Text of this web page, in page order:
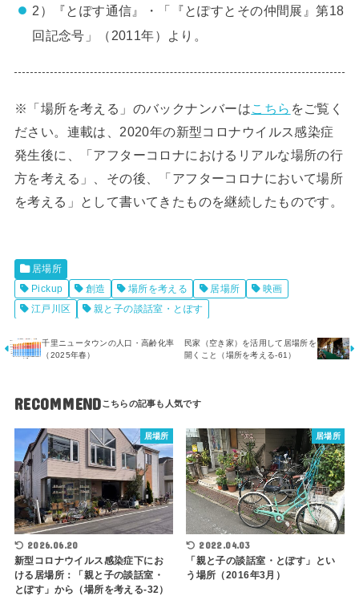
2）『とぽす通信』・「『とぽすとその仲間展』第18
回記念号」（2011年）より。
※「場所を考える」のバックナンバーはこちら をご覧く
ださい。連載は、2020年の新型コロナウイルス感染症
発生後に、「アフターコロナにおけるリアルな場所の行
方を考える」、その後、「アフターコロナにおいて場所
を考える」として書いてきたものを継続したものです。
居場所
Pickup
創造 場所を考える 居場所
映画
江戸川区
親と子の談話室・とぽす
千里ニュータウンの人口・高齢化率
（2025年春）
民家（空き家）を活用して居場所を
開くこと（場所を考える-61）
RECOMMEND
居場所
2026.06.20
新型コロナウイルス感染症下にお
ける居場所：「親と子の談話室・
とぽす」から（場所を考える-32）
居場所
2022.04.03
「親と子の談話室・とぽす」とい
う場所（2016年3月）